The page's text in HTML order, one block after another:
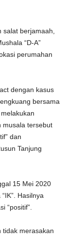
berjamaah,
“D-A”
perumahan
dengan kasus
bersama
musala tersebut
dan
Tanjung
15 Mei 2020
Hasilnya
“positif”.
tidak merasakan